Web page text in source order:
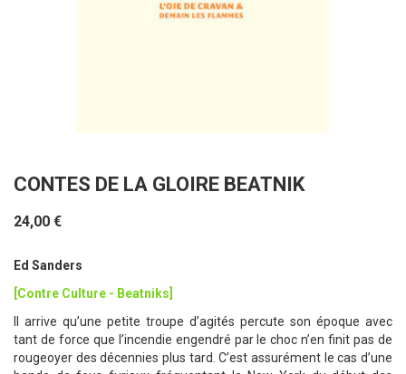
CONTES DE LA GLOIRE BEATNIK
24,00 €
Ed Sanders
[Contre Culture - Beatniks]
Il arrive qu’une petite troupe d’agités percute son époque avec
tant de force que l’incendie engendré par le choc n’en finit pas de
rougeoyer des décennies plus tard. C’est assurément le cas d’une